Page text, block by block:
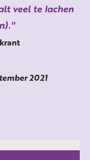
veel te lachen
2021